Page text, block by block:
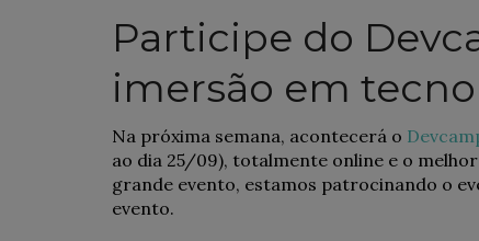
Participe do
imersão em
Na próxima semana, acontecerá o
ao dia 25/09), totalmente online e o
grande evento, estamos patrocinando o
evento.